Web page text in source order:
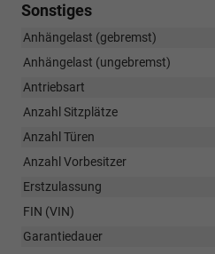
Sonstiges
Anhängelast (gebremst)
Anhängelast (ungebremst)
Antriebsart
Anzahl Sitzplätze
Anzahl Türen
Anzahl Vorbesitzer
Erstzulassung
FIN (VIN)
Garantiedauer